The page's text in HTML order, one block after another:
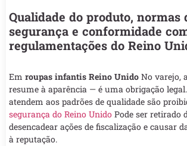
Qualidade do produto, normas
segurança e conformidade
regulamentações do Reino
Em roupas infantis Reino Unido No varejo,
resume à aparência — é uma obrigação
atendem aos padrões de qualidade são
segurança do Reino Unido Pode ser retirado
desencadear ações de fiscalização e causar
à reputação.